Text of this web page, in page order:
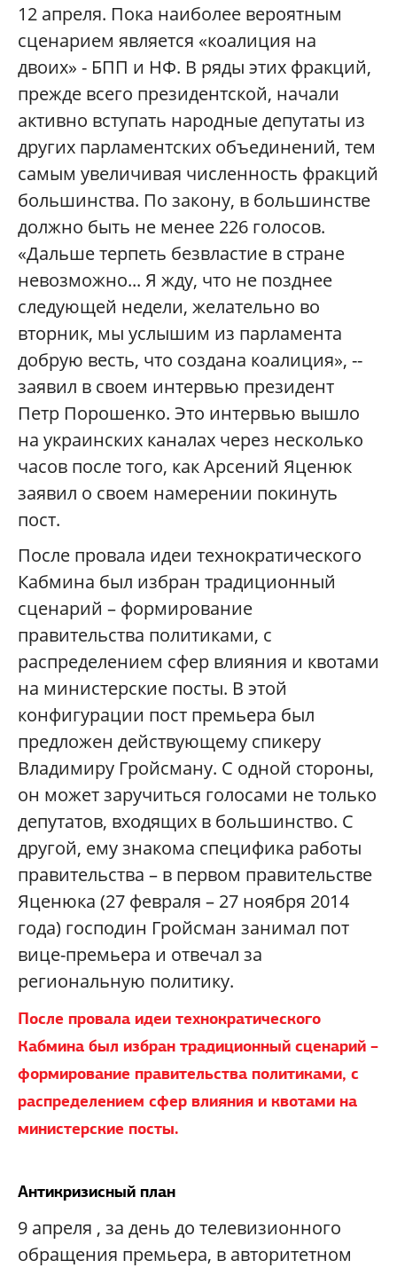
12 апреля. Пока наиболее вероятным
сценарием является «коалиция на
двоих» - БПП и НФ. В ряды этих фракций,
прежде всего президентской, начали
активно вступать народные депутаты из
других парламентских объединений, тем
самым увеличивая численность фракций
большинства. По закону, в большинстве
должно быть не менее 226 голосов.
«Дальше терпеть безвластие в стране
невозможно... Я жду, что не позднее
следующей недели, желательно во
вторник, мы услышим из парламента
добрую весть, что создана коалиция», --
заявил в своем интервью президент
Петр Порошенко. Это интервью вышло
на украинских каналах через несколько
часов после того, как Арсений Яценюк
заявил о своем намерении покинуть
пост.
После провала идеи технократического
Кабмина был избран традиционный
сценарий – формирование
правительства политиками, с
распределением сфер влияния и квотами
на министерские посты. В этой
конфигурации пост премьера был
предложен действующему спикеру
Владимиру Гройсману. С одной стороны,
он может заручиться голосами не только
депутатов, входящих в большинство. С
другой, ему знакома специфика работы
правительства – в первом правительстве
Яценюка (27 февраля – 27 ноября 2014
года) господин Гройсман занимал пот
вице-премьера и отвечал за
региональную политику.
После провала идеи технократического
Кабмина был избран традиционный сценарий –
формирование правительства политиками, с
распределением сфер влияния и квотами на
министерские посты.
Антикризисный план
9 апреля , за день до телевизионного
обращения премьера, в авторитетном